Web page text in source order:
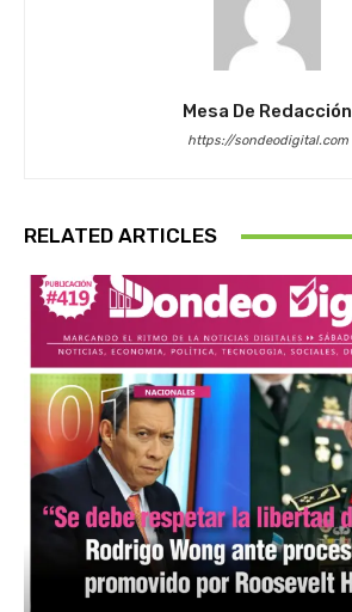
Mesa De Redacción
https://sondeodigital.com
RELATED ARTICLES